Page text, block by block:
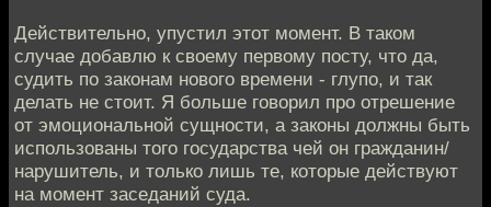
Действительно, упустил этот момент. В таком
случае добавлю к своему первому посту, что да,
судить по законам нового времени - глупо, и так
делать не стоит. Я больше говорил про отрешение
от эмоциональной сущности, а законы должны быть
использованы того государства чей он гражданин/
нарушитель, и только лишь те, которые действуют
на момент заседаний суда.